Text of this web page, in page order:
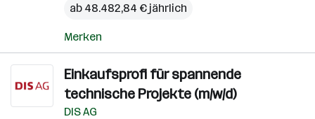
ab 48.482,84 € jährlich
Merken
Einkaufsprofi für spannende
technische Projekte (m/w/d)
DIS AG